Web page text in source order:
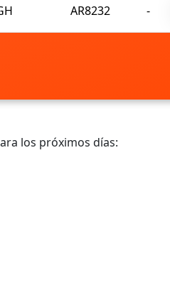
AR8232 -
los próximos días: